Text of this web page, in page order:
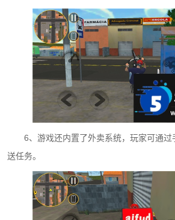
6、游戏还内置了外卖系统，玩家可通过
送任务。